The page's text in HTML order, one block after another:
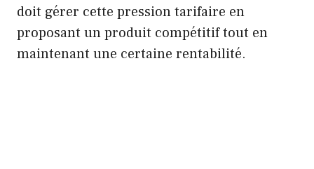
doit gérer cette pression tarifaire en
proposant un produit compétitif tout en
maintenant une certaine rentabilité.